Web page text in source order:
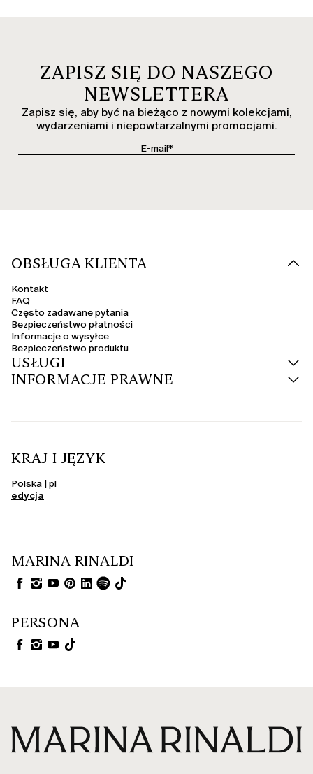
ZAPISZ SIĘ DO NASZEGO
NEWSLETTERA
Zapisz się, aby być na bieżąco z nowymi kolekcjami,
wydarzeniami i niepowtarzalnymi promocjami.
OBSŁUGA KLIENTA
Kontakt
FAQ
Często zadawane pytania
Bezpieczeństwo płatności
Informacje o wysyłce
Bezpieczeństwo produktu
USŁUGI
INFORMACJE PRAWNE
KRAJ I JĘZYK
Polska | pl
edycja
MARINA RINALDI
PERSONA